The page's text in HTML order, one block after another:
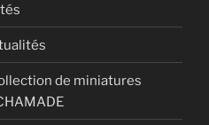
de miniatures